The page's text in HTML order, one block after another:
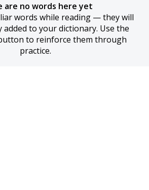
are no words here yet
words while reading — they will
added to your dictionary. Use the
to reinforce them through
practice.